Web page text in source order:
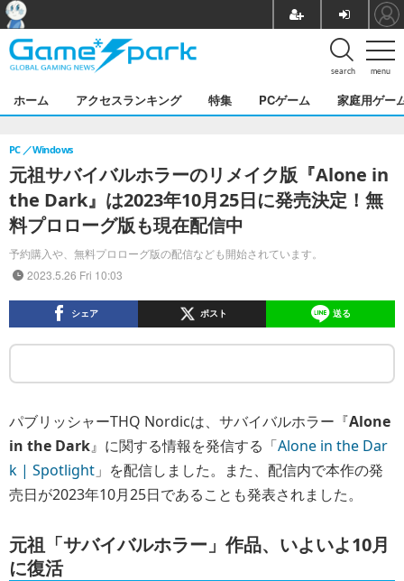
menu
search
ホーム アクセスランキング 特集 PCゲーム 家庭用ゲー
元祖サバイバルホラーのリメイク版『Alone in
the Dark』は2023年10月25日に発売決定！無
料プロローグ版も現在配信中
予約購入や、無料プロローグ版の配信なども開始されています。
PC Windows
2023.5.26 Fri 10:03
シェア ポスト 送る
パブリッシャーTHQ Nordicは、サバイバルホラー『Alone
in the Dark』に関する情報を発信する「Alone in the Dar
k | Spotlight 」を配信しました。また、配信内で本作の発
売日が2023年10月25日であることも発表されました。
元祖「サバイバルホラー」作品、いよいよ10月
に復活